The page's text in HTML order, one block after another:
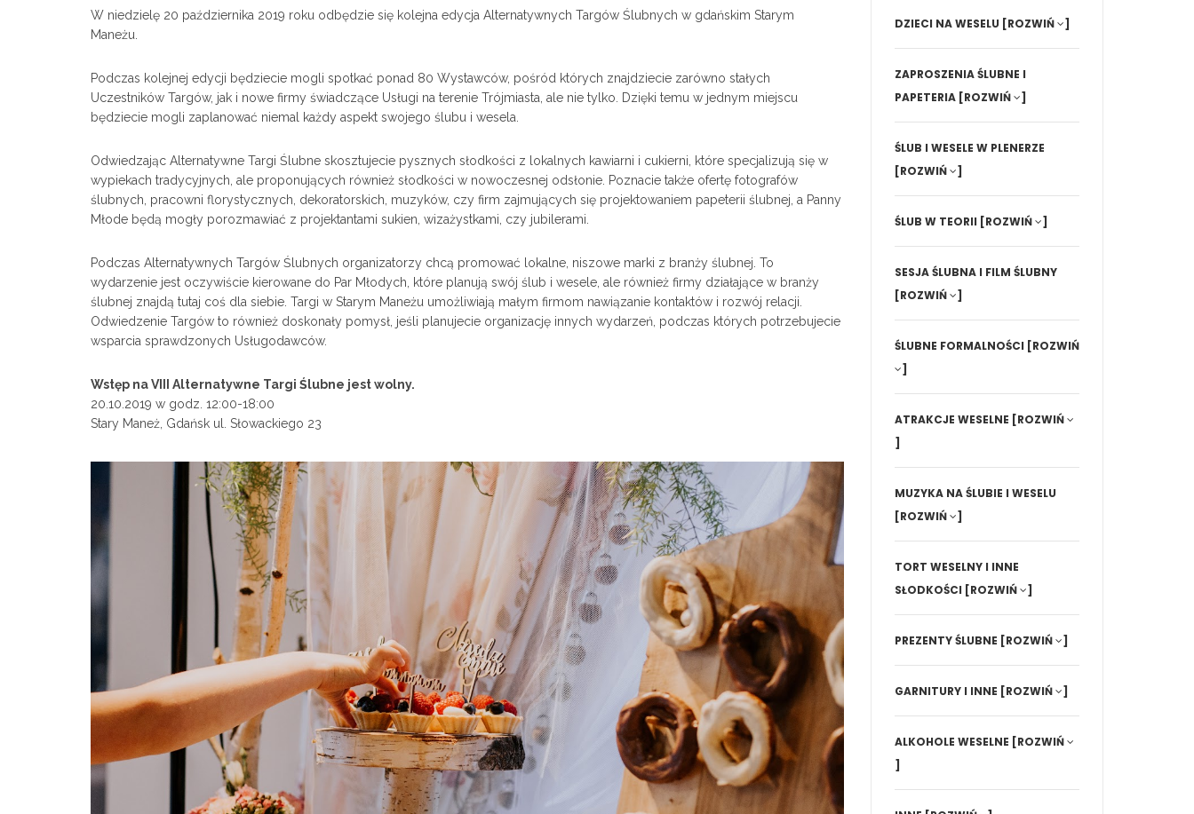
W niedzielę 20 października 2019 roku odbędzie się kolejna edycja Alternatywnych Targów Ślubnych w gdańskim Starym
Maneżu.
Podczas kolejnej edycji będziecie mogli spotkać ponad 80 Wystawców, pośród których znajdziecie zarówno stałych
Uczestników Targów, jak i nowe firmy świadczące Usługi na terenie Trójmiasta, ale nie tylko. Dzięki temu w jednym miejscu
będziecie mogli zaplanować niemal każdy aspekt swojego ślubu i wesela.
Odwiedzając Alternatywne Targi Ślubne skosztujecie pysznych słodkości z lokalnych kawiarni i cukierni, które specjalizują się w
wypiekach tradycyjnych, ale proponujących również słodkości w nowoczesnej odsłonie. Poznacie także ofertę fotografów
ślubnych, pracowni florystycznych, dekoratorskich, muzyków, czy firm zajmujących się projektowaniem papeterii ślubnej, a Panny
Młode będą mogły porozmawiać z projektantami sukien, wizażystkami, czy jubilerami.
Podczas Alternatywnych Targów Ślubnych organizatorzy chcą promować lokalne, niszowe marki z branży ślubnej. To
wydarzenie jest oczywiście kierowane do Par Młodych, które planują swój ślub i wesele, ale również firmy działające w branży
ślubnej znajdą tutaj coś dla siebie. Targi w Starym Maneżu umożliwiają małym firmom nawiązanie kontaktów i rozwój relacji.
Odwiedzenie Targów to również doskonały pomysł, jeśli planujecie organizację innych wydarzeń, podczas których potrzebujecie
wsparcia sprawdzonych Usługodawców.
Wstęp na VIII Alternatywne Targi Ślubne jest wolny.
20.10.2019 w godz. 12:00-18:00
Stary Maneż, Gdańsk ul. Słowackiego 23
DZIECI NA WESELU [ROZWIŃ ]
ZAPROSZENIA ŚLUBNE I
PAPETERIA [ROZWIŃ ]
ŚLUB I WESELE W PLENERZE
[ROZWIŃ
]
ŚLUB W TEORII [ROZWIŃ ]
SESJA ŚLUBNA I FILM ŚLUBNY
[ROZWIŃ
]
ŚLUBNE FORMALNOŚCI [ROZWIŃ
]
ATRAKCJE WESELNE [ROZWIŃ
]
MUZYKA NA ŚLUBIE I WESELU
[ROZWIŃ
]
TORT WESELNY I INNE
SŁODKOŚCI [ROZWIŃ ]
PREZENTY ŚLUBNE [ROZWIŃ ]
GARNITURY I INNE [ROZWIŃ ]
ALKOHOLE WESELNE [ROZWIŃ
]